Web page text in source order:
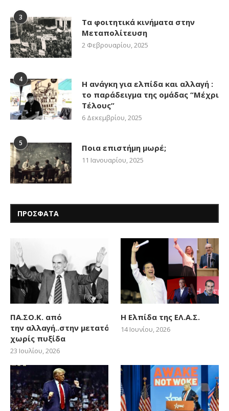
3
Τα φοιτητικά κινήματα στην
Μεταπολίτευση
2 Φεβρουαρίου, 2025
4
Η ανάγκη για ελπίδα και αλλαγή :
το παράδειγμα της ομάδας “Μέχρι
Τέλους”
6 Δεκεμβρίου, 2025
5 Ποια επιστήμη μωρέ;
11 Ιανουαρίου, 2025
ΠΡΟΣΦΑΤΑ
ΠΑ.ΣΟ.Κ. από
την αλλαγή..στην μετατόπιση
χωρίς πυξίδα
23 Ιουλίου, 2026
Η Ελπίδα της ΕΛ.Α.Σ.
14 Ιουνίου, 2026